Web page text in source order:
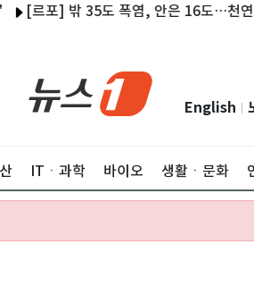
] 밖 35도 폭염, 안은 16도…천연 냉장고
English
ITㆍ과학 바이오 생활ㆍ문화